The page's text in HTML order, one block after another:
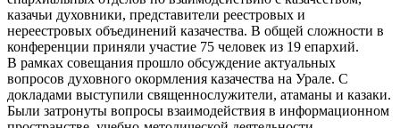
казачьи духовники, представители реестровых и
нереестровых объединений казачества. В общей сложности в
конференции приняли участие 75 человек из 19 епархий.
В рамках совещания прошло обсуждение актуальных
вопросов духовного окормления казачества на Урале. С
докладами выступили священнослужители, атаманы и казаки.
Были затронуты вопросы взаимодействия в информационном